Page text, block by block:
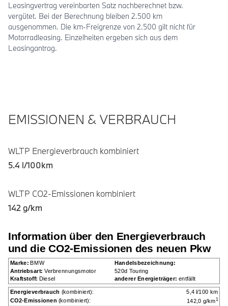
Leasingvertrag vereinbarten Satz nachberechnet bzw.
vergütet. Bei der Berechnung bleiben 2.500 km
ausgenommen. Die km-Freigrenze von 2.500 gilt nicht für
Motorradleasing. Einzelheiten ergeben sich aus dem
Leasingantrag.
EMISSIONEN & VERBRAUCH
WLTP Energieverbrauch kombiniert
5.4 l/100km
WLTP CO2-Emissionen kombiniert
142 g/km